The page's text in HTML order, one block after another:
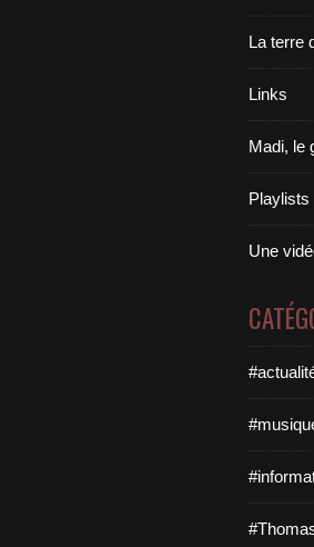
La terre
Links
Madi, le
Une